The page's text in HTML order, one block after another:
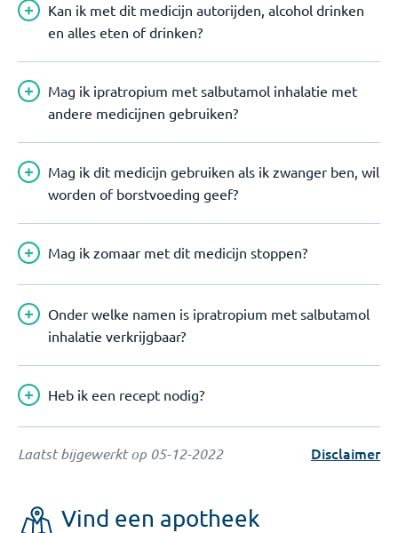
Kan ik met dit medicijn autorijden, alcohol drinken
en alles eten of drinken?
Mag ik ipratropium met salbutamol inhalatie met
andere medicijnen gebruiken?
Mag ik dit medicijn gebruiken als ik zwanger ben, wil
worden of borstvoeding geef?
Mag ik zomaar met dit medicijn stoppen?
Onder welke namen is ipratropium met salbutamol
inhalatie verkrijgbaar?
Heb ik een recept nodig?
Laatst bijgewerkt op 05-12-2022 Disclaimer
Vind een apotheek